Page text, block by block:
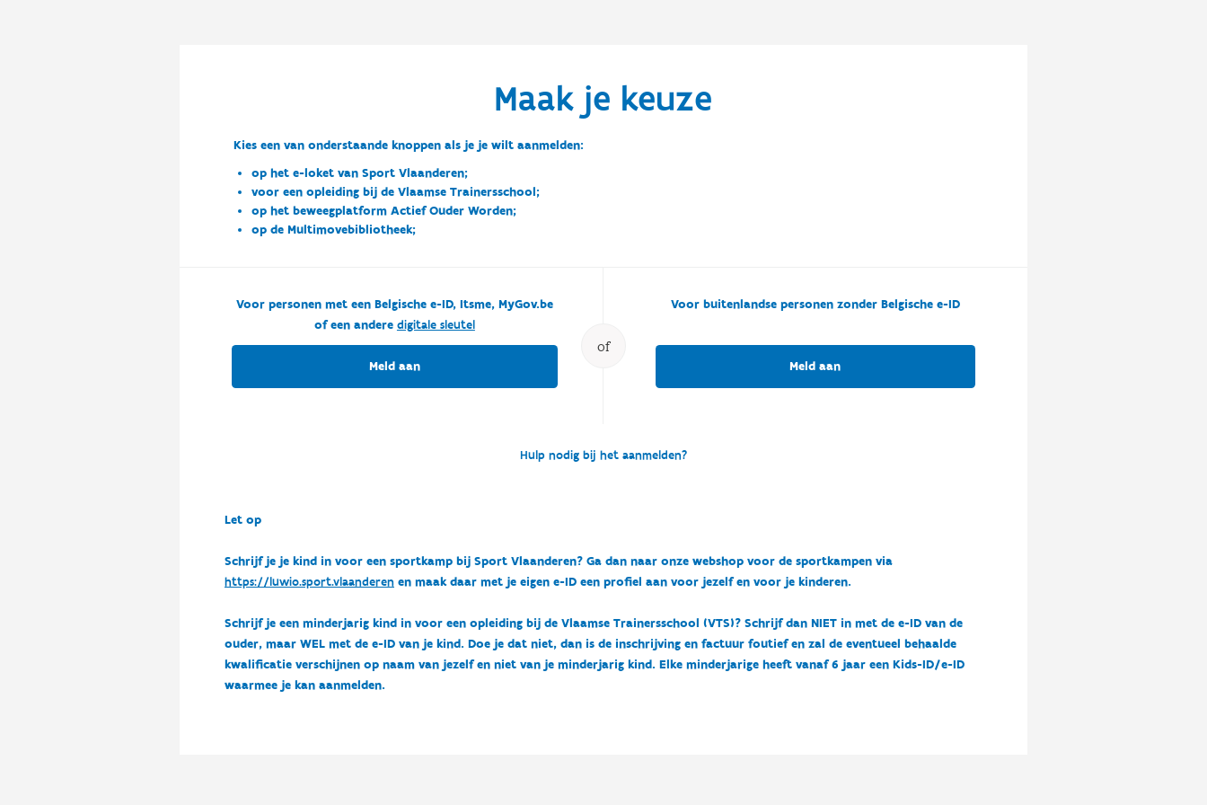
Maak je keuze
Kies een van onderstaande knoppen als je je wilt aanmelden:
op het e-loket van Sport Vlaanderen;
voor een opleiding bij de Vlaamse Trainersschool;
op het beweegplatform Actief Ouder Worden;
op de Multimovebibliotheek;
of
Voor personen met een Belgische e-ID, Itsme, MyGov.be
of een andere digitale sleutel
Meld aan
Voor buitenlandse personen zonder Belgische e-ID
Meld aan
Hulp nodig bij het aanmelden?
Let op
Schrijf je je kind in voor een sportkamp bij Sport Vlaanderen? Ga dan naar onze webshop voor de sportkampen via
https://luwio.sport.vlaanderenen maak daar met je eigen e-ID een profiel aan voor jezelf en voor je kinderen.
Schrijf je een minderjarig kind in voor een opleiding bij de Vlaamse Trainersschool (VTS)? Schrijf dan NIET in met de e-ID van de
ouder, maar WEL met de e-ID van je kind. Doe je dat niet, dan is de inschrijving en factuur foutief en zal de eventueel behaalde
kwalificatie verschijnen op naam van jezelf en niet van je minderjarig kind. Elke minderjarige heeft vanaf 6 jaar een Kids-ID/e-ID
waarmee je kan aanmelden.